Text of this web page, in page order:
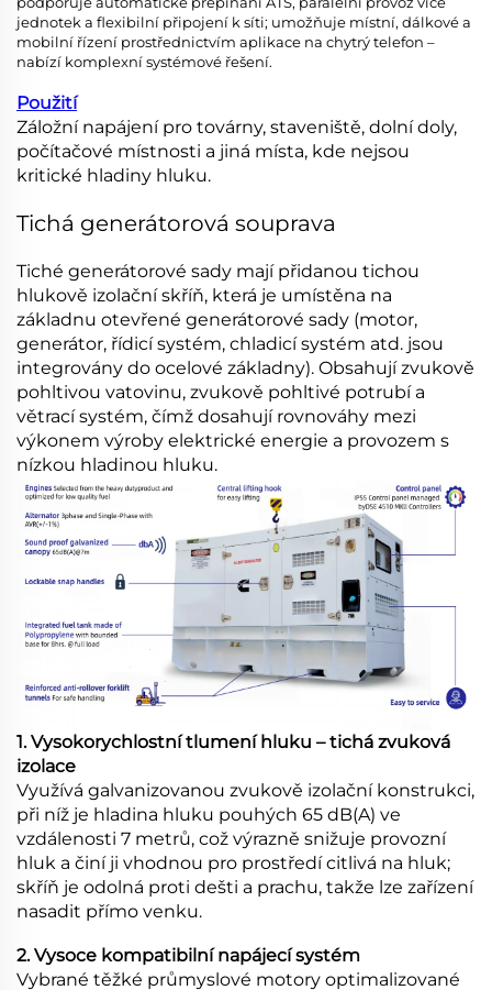
jednotek a flexibilní připojení k síti; umožňuje místní, dálkové a
mobilní řízení prostřednictvím aplikace na chytrý telefon –
nabízí komplexní systémové řešení.
Použití
Záložní napájení pro továrny, staveniště, dolní doly,
počítačové místnosti a jiná místa, kde nejsou
kritické hladiny hluku.
Tichá generátorová souprava
Tiché generátorové sady mají přidanou tichou
hlukově izolační skříň, která je umístěna na
základnu otevřené generátorové sady (motor,
generátor, řídicí systém, chladicí systém atd. jsou
integrovány do ocelové základny). Obsahují zvukově
pohltivou vatovinu, zvukově pohltivé potrubí a
větrací systém, čímž dosahují rovnováhy mezi
výkonem výroby elektrické energie a provozem s
nízkou hladinou hluku.
1. Vysokorychlostní tlumení hluku – tichá zvuková
izolace
Využívá galvanizovanou zvukově izolační konstrukci,
při níž je hladina hluku pouhých 65 dB(A) ve
vzdálenosti 7 metrů, což výrazně snižuje provozní
hluk a činí ji vhodnou pro prostředí citlivá na hluk;
skříň je odolná proti dešti a prachu, takže lze zařízení
nasadit přímo venku.
2. Vysoce kompatibilní napájecí systém
Vybrané těžké průmyslové motory optimalizované